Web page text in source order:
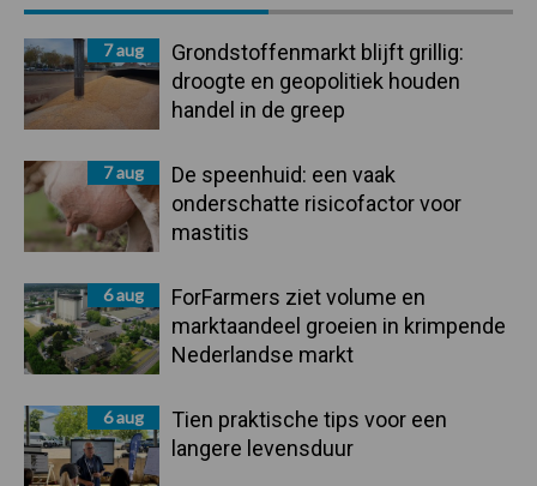
Sidebar
7 aug
Grondstoffenmarkt blijft grillig:
droogte en geopolitiek houden
handel in de greep
7 aug
De speenhuid: een vaak
onderschatte risicofactor voor
mastitis
6 aug
ForFarmers ziet volume en
marktaandeel groeien in krimpende
Nederlandse markt
6 aug
Tien praktische tips voor een
langere levensduur